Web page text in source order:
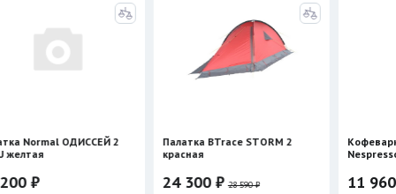
ОДИССЕЙ 2
Палатка BTrace STORM 2
24 300 ₽ 28 590 ₽
Кофеварка Cera+
Nespresso/
11 960 ₽